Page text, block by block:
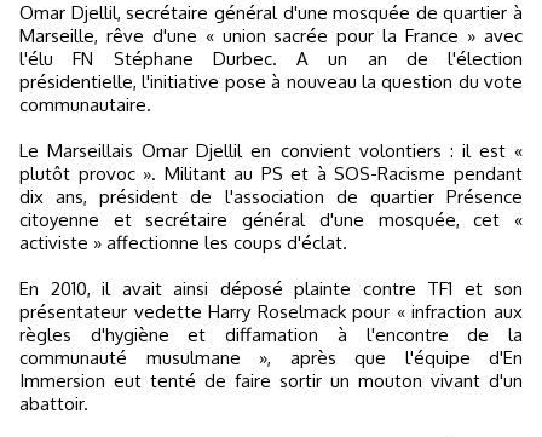
Omar Djellil, secrétaire général d'une mosquée de quartier à
Marseille, rêve d'une « union sacrée pour la France » avec
l'élu FN Stéphane Durbec. A un an de l'élection
présidentielle, l'initiative pose à nouveau la question du vote
communautaire.
Le Marseillais Omar Djellil en convient volontiers : il est «
plutôt provoc ». Militant au PS et à SOS-Racisme pendant
dix ans, président de l'association de quartier Présence
citoyenne et secrétaire général d'une mosquée, cet «
activiste » affectionne les coups d'éclat.
En 2010, il avait ainsi déposé plainte contre TF1 et son
présentateur vedette Harry Roselmack pour « infraction aux
règles d'hygiène et diffamation à l'encontre de la
communauté musulmane », après que l'équipe d'En
Immersion eut tenté de faire sortir un mouton vivant d'un
abattoir.